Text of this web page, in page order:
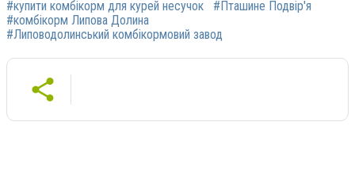
#купити комбікорм для курей несучок
#Пташине Подвір'я
#комбікорм Липова Долина
#Липоводолинський комбікормовий завод